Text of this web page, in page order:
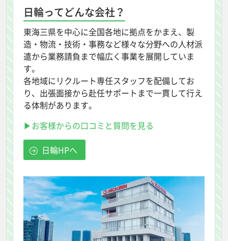
日輪ってどんな会社？
東海三県を中心に全国各地に拠点をかまえ、製
造・物流・技術・事務など様々な分野への人材派
遣から業務請負まで幅広く事業を展開していま
す。
各地域にリクルート専任スタッフを配備してお
り、出張面接から赴任サポートまで一貫して行え
る体制があります。
▶お客様からの口コミと質問を見る
日輪HPへ